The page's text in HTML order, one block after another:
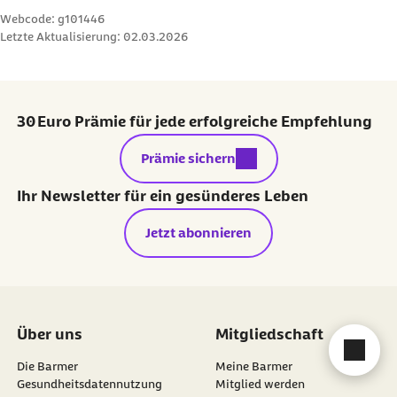
Webcode: g101446
Letzte Aktualisierung: 02.03.2026
30 Euro Prämie für jede erfolgreiche Empfehlung
externer Link:
Prämie sichern
Ihr Newsletter für ein gesünderes Leben
Jetzt abonnieren
Über uns
Die Barmer
Gesundheitsdatennutzung
Mitgliedschaft
Meine Barmer
Mitglied werden